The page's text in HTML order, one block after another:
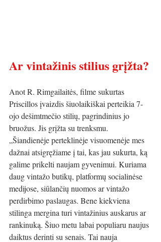
Ar vintažinis stilius grįžta?
Anot R. Rimgailaitės, filme sukurtas
Priscillos įvaizdis šiuolaikiškai perteikia 7-
ojo dešimtmečio stilių, pagrindinius jo
bruožus. Jis grįžta su trenksmu.
„Šiandienėje perteklinėje visuomenėje mes
dažnai atsigręžiame į tai, kas jau sukurta, ką
galime prikelti naujam gyvenimui. Kuriama
daug vintažo butikų, platformų socialinėse
medijose, siūlančių nuomos ar vintažo
perdirbimo paslaugas. Bene kiekviena
stilinga mergina turi vintažinius auskarus ar
rankinuką. Šiuo metu labai populiaru naujus
daiktus derinti su senais. Tai nauja